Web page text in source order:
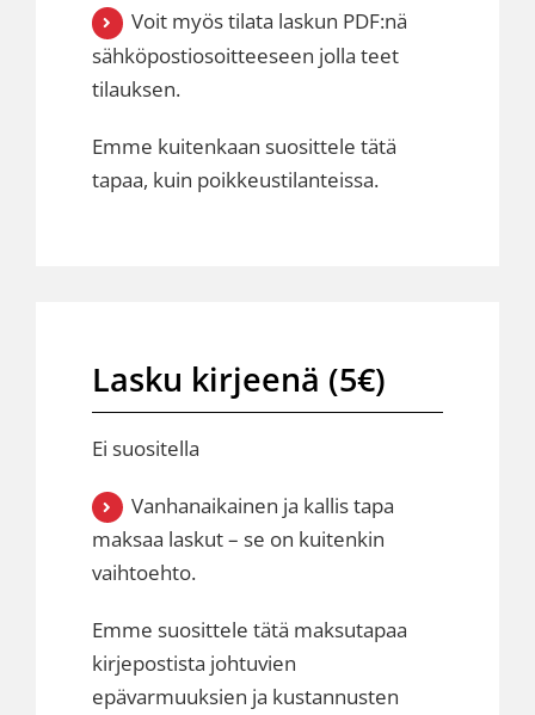
Voit myös tilata laskun PDF:nä
sähköpostiosoitteeseen jolla teet
tilauksen.
Emme kuitenkaan suosittele tätä
tapaa, kuin poikkeustilanteissa.
Lasku kirjeenä (5€)
Ei suositella
Vanhanaikainen ja kallis tapa
maksaa laskut – se on kuitenkin
vaihtoehto.
Emme suosittele tätä maksutapaa
kirjepostista johtuvien
epävarmuuksien ja kustannusten